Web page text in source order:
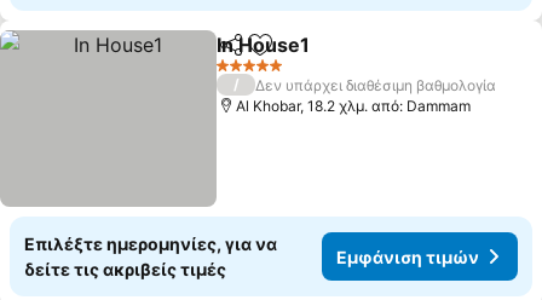
Κοινοποίηση
Προσθήκη στα αγαπημένα
In House1
5 Αστέρια
/
Δεν υπάρχει διαθέσιμη βαθμολογία
Al Khobar, 18.2 χλμ. από: Dammam
Επιλέξτε ημερομηνίες, για να
δείτε τις ακριβείς τιμές
Εμφάνιση τιμών